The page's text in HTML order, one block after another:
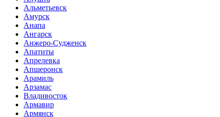
Альметьевск
Амурск
Анапа
Ангарск
Анжеро-Судженск
Апатиты
Апрелевка
Апшеронск
Арамиль
Арзамас
Владивосток
Армавир
Армянск